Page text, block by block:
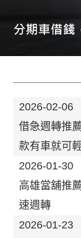
2026-02-06
借急週轉推
款有車就可
2026-01-30
高雄當舖推
速週轉
2026-01-23